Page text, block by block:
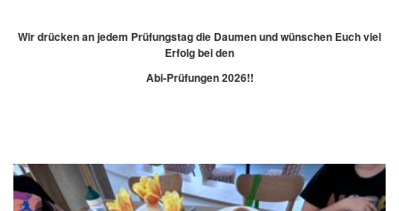
Wir drücken an jedem Prüfungstag die Daumen und wünschen Euch viel
Erfolg beiden
Abi-Prüfungen 2026!!